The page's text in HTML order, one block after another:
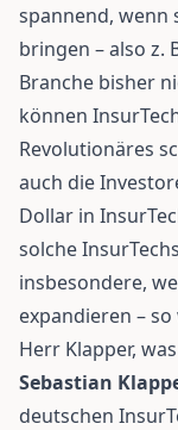
spannend, wenn
bringen – also z.
Branche bisher
können
Revolutionäres
auch die
Dollar in
solche
insbesondere,
expandieren – so
Herr Klapper,
Sebastian
deutschen